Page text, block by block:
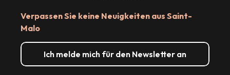
Verpassen Sie keine Neuigkeiten aus Saint-
Malo
Ich melde mich für den Newsletter an